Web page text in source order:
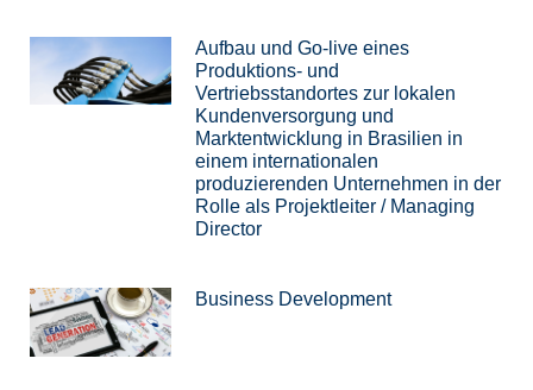
Aufbau und Go-live eines
Produktions- und
Vertriebsstandortes zur lokalen
Kundenversorgung und
Marktentwicklung in Brasilien in
einem internationalen
produzierenden Unternehmen in der
Rolle als Projektleiter / Managing
Director
Business Development